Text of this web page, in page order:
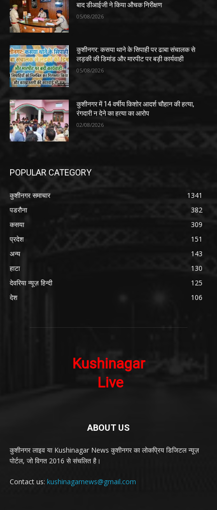
बाद डीआईजी ने किया औचक निरीक्षण
05/08/2026
कुशीनगर: कसया थाने के सिपाही पर ढाबा संचालक से
लड़की की डिमांड और मारपीट पर बड़ी कार्यवाही
05/08/2026
कुशीनगर में 14 वर्षीय किशोर आदर्श चौहान की हत्या,
रंगदारी न देने का हत्या का आरोप
02/08/2026
POPULAR CATEGORY
कुशीनगर समाचार
1341
पडरौना
382
कसया
309
प्रदेश
151
अन्य
143
हाटा
130
देवरिया न्यूज़ हिन्दी
125
देश
106
ABOUT US
कुशीनगर लाइव या Kushinagar News कुशीनगर का लोकप्रिय डिजिटल न्यूज़
पोर्टल, जो विगत 2016 से संचलित है।
Contact us: kushinagarnews@gmail.com